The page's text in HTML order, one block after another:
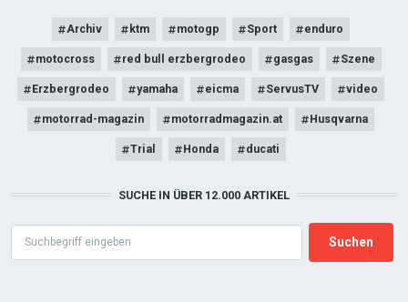
Archiv ktm motogp Sport enduro
motocross red bull erzbergrodeo gasgas Szene
Erzbergrodeo yamaha eicma ServusTV video
motorrad-magazin motorradmagazin.at Husqvarna
Trial Honda ducati
SUCHE IN ÜBER 12.000 ARTIKEL